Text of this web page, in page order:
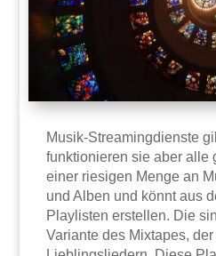
Musik-Streamingdienste
funktionieren sie aber alle
einer riesigen Menge an
und Alben und könnt aus
Playlisten erstellen. Die
Variante des Mixtapes,